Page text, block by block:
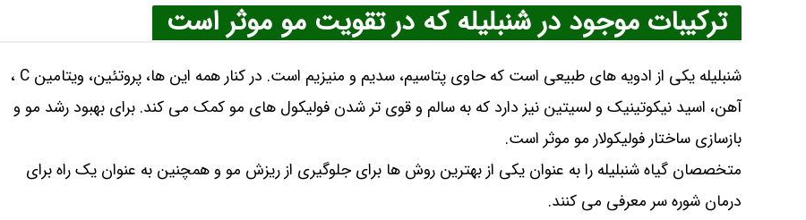
ترکیبات موجود در شنبلیله که در تقویت مو موثر است
شنبلیله یکی از ادویه های طبیعی است که حاوی پتاسیم، سدیم و منیزیم است. در کنار همه این ها، پروتئین، ویتامین C ،
آهن، اسید نیکوتینیک و لسیتین نیز دارد که به سالم و قوی تر شدن فولیکول های مو کمک می کند. برای بهبود رشد مو و
بازسازی ساختار فولیکولار مو موثر است.
متخصصان گیاه شنبلیله را به عنوان یکی از بهترین روش ها برای جلوگیری از ریزش مو و همچنین به عنوان یک راه برای
درمان شوره سر معرفی می کنند.